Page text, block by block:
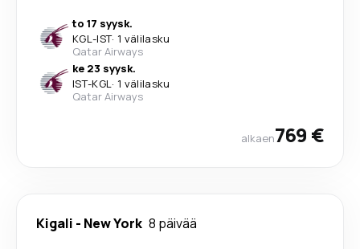
to 17 syysk.
KGL-IST· 1 välilasku
Qatar Airways
ke 23 syysk.
IST-KGL· 1 välilasku
Qatar Airways
alkaen769 €
Kigali - New York 8 päivää